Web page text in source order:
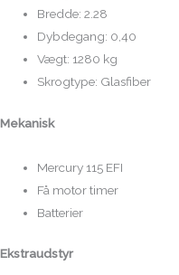
Bredde: 2.28
Dybdegang: 0,40
Vægt: 1280 kg
Skrogtype: Glasfiber
Mekanisk
Mercury 115 EFI
Få motor timer
Batterier
Ekstraudstyr